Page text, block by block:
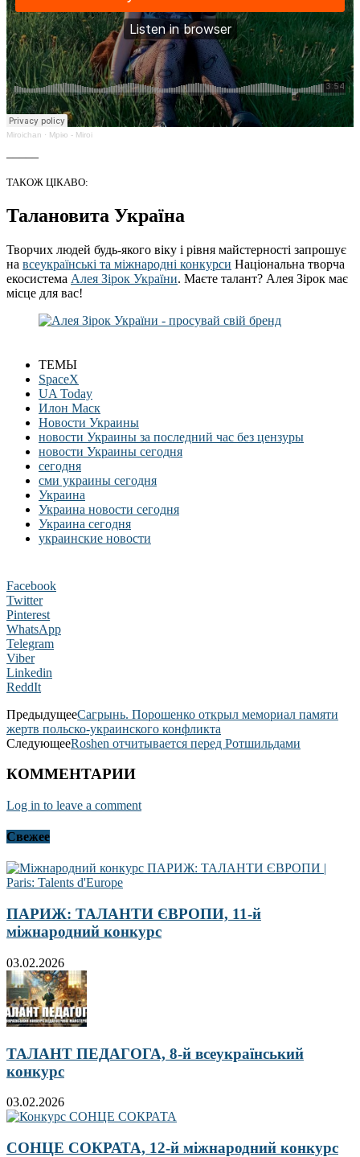
Miroichan · Мрію - Miroi
ТАКОЖ ЦІКАВО:
Талановита Україна
Творчих людей будь-якого віку і рівня майстерності запрошує
на всеукраїнські та міжнародні конкурси Національна творча
екосистема Алея Зірок України. Маєте талант? Алея Зірок має
місце для вас!
ТЕМЫ
SpaceХ
UA Today
Илон Маск
Новости Украины
новости Украины за последний час без цензуры
новости Украины сегодня
сегодня
сми украины сегодня
Украина
Украина новости сегодня
Украина сегодня
украинские новости
Facebook
Twitter
Pinterest
WhatsApp
Telegram
Viber
Linkedin
ReddIt
ПредыдущееСагрынь. Порошенко открыл мемориал памяти
жертв польско-украинского конфликта
СледующееRoshen отчитывается перед Ротшильдами
КОММЕНТАРИИ
Log in to leave a comment
Свежее
ПАРИЖ: ТАЛАНТИ ЄВРОПИ, 11-й
міжнародний конкурс
03.02.2026
ТАЛАНТ ПЕДАГОГА, 8-й всеукраїнський
конкурс
03.02.2026
СОНЦЕ СОКРАТА, 12-й міжнародний конкурс